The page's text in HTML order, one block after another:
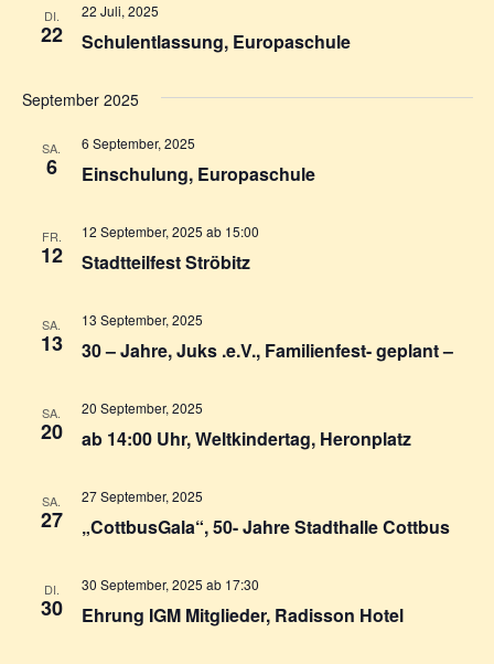
DI.
22 Schulentlassung, Europaschule
22 Juli, 2025
September 2025
SA.
6 Einschulung, Europaschule
6 September, 2025
FR.
12 Stadtteilfest Ströbitz
12 September, 2025 ab 15:00
SA.
13 30 – Jahre, Juks .e.V., Familienfest- geplant –
13 September, 2025
SA.
20 ab 14:00 Uhr, Weltkindertag, Heronplatz
20 September, 2025
SA.
27 „CottbusGala“, 50- Jahre Stadthalle Cottbus
27 September, 2025
DI.
30 Ehrung IGM Mitglieder, Radisson Hotel
30 September, 2025 ab 17:30